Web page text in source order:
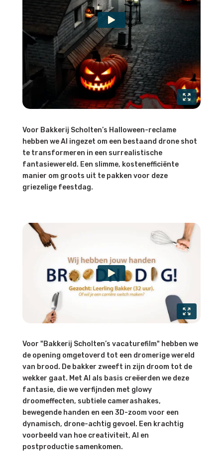
Voor Bakkerij Scholten’s Halloween-reclame
hebben we AI ingezet om een bestaand drone shot
te transformeren in een surrealistische
fantasiewereld. Een slimme, kostenefficiënte
manier om groots uit te pakken voor deze
griezelige feestdag.
Voor "Bakkerij Scholten’s vacaturefilm" hebben we
de opening omgetoverd tot een dromerige wereld
van brood. De bakker zweeft in zijn droom tot de
wekker gaat. Met AI als basis creëerden we deze
fantasie, die we verfijnden met glowy
droomeffecten, subtiele camerashakes,
bewegende handen en een 3D-zoom voor een
dynamisch, drone-achtig gevoel. Een krachtig
voorbeeld van hoe creativiteit, AI en
postproductie samenkomen.